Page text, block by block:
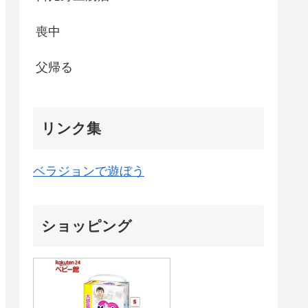
喪中
父帰る
リンク集
ベラジョンで遊ぼう
ショッピング